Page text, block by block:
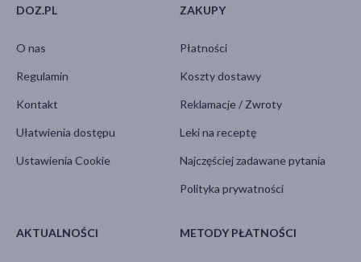
DOZ.PL
O nas
Regulamin
Kontakt
Ułatwienia dostępu
Ustawienia Cookie
ZAKUPY
Płatności
Koszty dostawy
Reklamacje / Zwroty
Leki na receptę
Najczęściej zadawane pytania
Polityka prywatności
AKTUALNOŚCI METODY PŁATNOŚCI